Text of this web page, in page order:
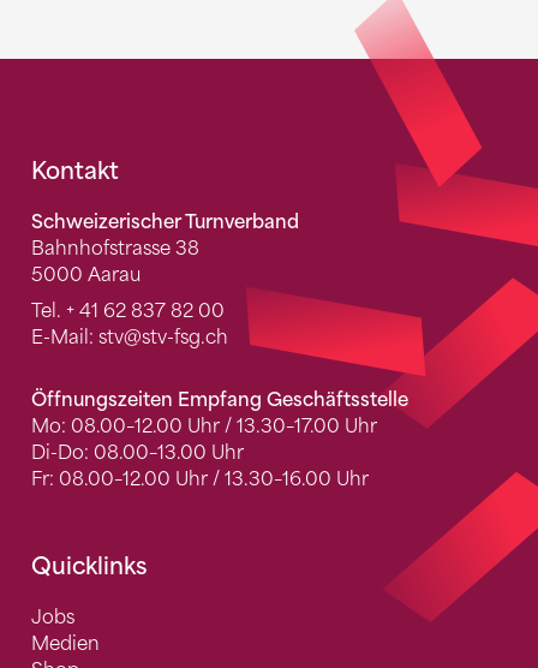
Fusszeile
Kontakt
Schweizerischer Turnverband
Bahnhofstrasse 38
5000 Aarau
Tel. + 41 62 837 82 00
E-Mail: stv@stv-fsg.ch
Öffnungszeiten Empfang Geschäftsstelle
Mo: 08.00–12.00 Uhr / 13.30–17.00 Uhr
Di-Do: 08.00–13.00 Uhr
Fr: 08.00–12.00 Uhr / 13.30–16.00 Uhr
Quicklinks
Jobs
Medien